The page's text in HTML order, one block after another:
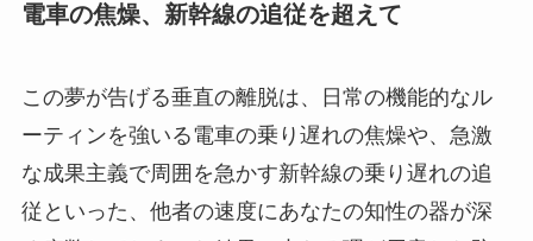
電車の焦燥、新幹線の追従を超えて
この夢が告げる垂直の離脱は、日常の機能的なル
ーティンを強いる電車の乗り遅れの焦燥や、急激
な成果主義で周囲を急かす新幹線の乗り遅れの追
従といった、他者の速度にあなたの知性の器が深